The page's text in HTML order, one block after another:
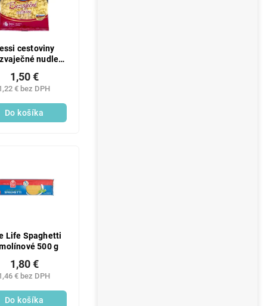
cestoviny
nudle
€ bez DPH
1,50 €
Do košíka
Life Spaghetti
500 g
€ bez DPH
1,80 €
Do košíka